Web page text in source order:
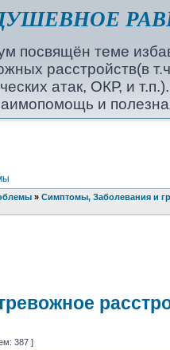
посвящён теме
расстройств(в
атак, ОКР, и
и
» Симптомы, Заболевания и
387 ]